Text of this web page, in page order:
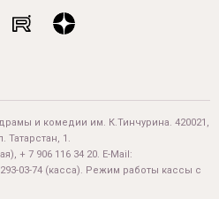
и комедии им. К.Тинчурина. 420021,
Татарстан, 1.
+ 7 906 116 34 20. E-Mail:
03-74 (касса). Режим работы кассы с